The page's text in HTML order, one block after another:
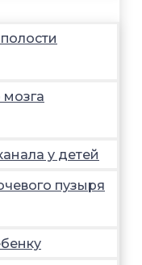
мозга
у детей
пузыря